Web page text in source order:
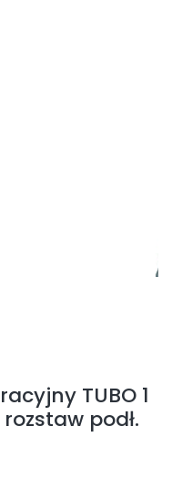
TUBO 1
podł.